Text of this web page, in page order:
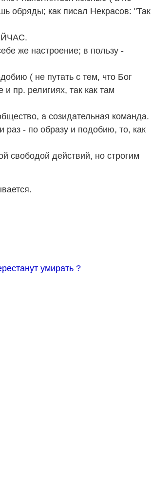
обряды; как писал Некрасов: "Так
же настроение; в пользу -
( не путать с тем, что Бог
пр. религиях, так как там
а созидательная команда.
раз - по образу и подобию, то, как
свободой действий, но строгим
умирать ?